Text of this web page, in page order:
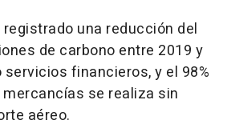
una reducción del
de carbono entre 2019 y
servicios financieros, y el 98%
se realiza sin
aéreo.